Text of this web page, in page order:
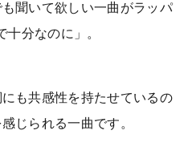
聞いて欲しい一曲がラッパ
十分なのに」。
も共感性を持たせているの
じられる一曲です。